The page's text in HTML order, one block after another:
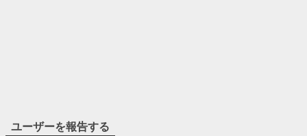
ユーザーを報告する